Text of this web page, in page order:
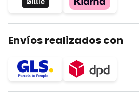
Envíos realizados con